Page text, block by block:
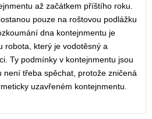
až začátkem příštího roku.
pouze na roštovou podlážku
dna kontejnmentu je
robota, který je vodotěsný a
Ty podmínky v kontejnmentu jsou
není třeba spěchat, protože zničená
uzavřeném kontejnmentu.